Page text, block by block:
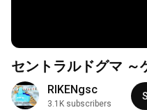
セントラルドグマ
RIKENgsc
3.1K subscribers